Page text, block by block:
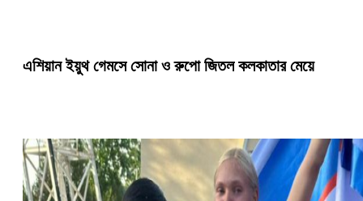
এশিয়ান ইয়ুথ গেমসে সোনা ও রুপো জিতল কলকাতার মেয়ে